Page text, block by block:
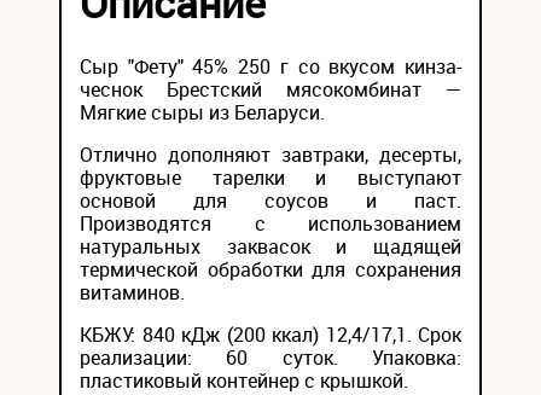
Сыр "Фету" 45% 250 г со вкусом кинза-
чеснок Брестский мясокомбинат —
Мягкие сыры из Беларуси.
Отлично дополняют завтраки, десерты,
фруктовые тарелки и выступают
основой для соусов и паст.
Производятся с использованием
натуральных заквасок и щадящей
термической обработки для сохранения
витаминов.
КБЖУ: 840 кДж (200 ккал) 12,4/17,1. Срок
реализации: 60 суток. Упаковка:
пластиковый контейнер с крышкой.